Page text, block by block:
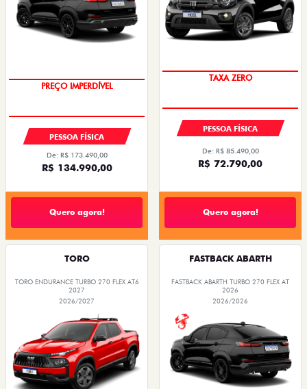
PREÇO IMPERDÍVEL
PESSOA FÍSICA
De: R$ 173.490,00
R$ 134.990,00
Quero agora!
TAXA ZERO
PESSOA FÍSICA
De: R$ 85.490,00
R$ 72.790,00
Quero agora!
TORO
TORO ENDURANCE TURBO 270 FLEX AT6
2027
2026/2027
FASTBACK ABARTH
FASTBACK ABARTH TURBO 270 FLEX AT
2026
2026/2026